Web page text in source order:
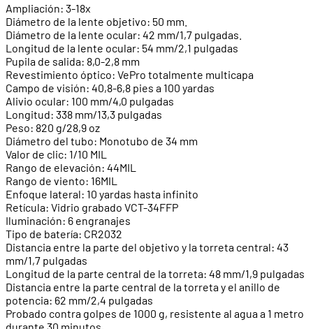
Ampliación: 3-18x
Diámetro de la lente objetivo: 50 mm.
Diámetro de la lente ocular: 42 mm/1,7 pulgadas.
Longitud de la lente ocular: 54 mm/2,1 pulgadas
Pupila de salida: 8,0-2,8 mm
Revestimiento óptico: VePro totalmente multicapa
Campo de visión: 40,8-6,8 pies a 100 yardas
Alivio ocular: 100 mm/4,0 pulgadas
Longitud: 338 mm/13,3 pulgadas
Peso: 820 g/28,9 oz
Diámetro del tubo: Monotubo de 34 mm
Valor de clic: 1/10 MIL
Rango de elevación: 44MIL
Rango de viento: 16MIL
Enfoque lateral: 10 yardas hasta infinito
Retícula: Vidrio grabado VCT-34FFP
Iluminación: 6 engranajes
Tipo de batería: CR2032
Distancia entre la parte del objetivo y la torreta central: 43
mm/1,7 pulgadas
Longitud de la parte central de la torreta: 48 mm/1,9 pulgadas
Distancia entre la parte central de la torreta y el anillo de
potencia: 62 mm/2,4 pulgadas
Probado contra golpes de 1000 g, resistente al agua a 1 metro
durante 30 minutos.